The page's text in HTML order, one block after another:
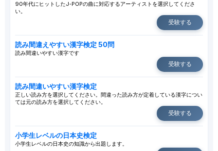
90年代にヒットしたJ-POPの曲に対応するアーティストを選択してくださ
い。
受験する
読み間違えやすい漢字検定 50問
読み間違いやすい漢字です
受験する
読み間違いやすい漢字検定
正しい読み方を選択してください。間違った読み方が定着している漢字につい
ては元の読み方を選択してください。
受験する
小学生レベルの日本史検定
小学生レベルの日本史の知識から出題します。